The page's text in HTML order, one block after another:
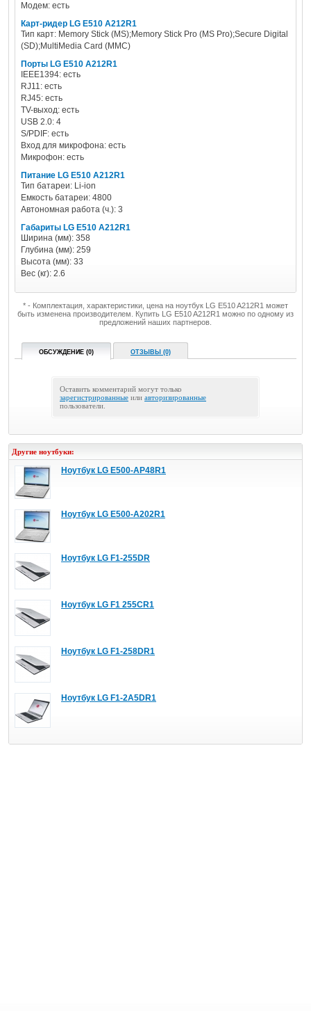
Модем: есть
Карт-ридер LG E510 A212R1
Тип карт: Memory Stick (MS);Memory Stick Pro (MS Pro);Secure Digital
(SD);MultiMedia Card (MMC)
Порты LG E510 A212R1
IEEE1394: есть
RJ11: есть
RJ45: есть
TV-выход: есть
USB 2.0: 4
S/PDIF: есть
Вход для микрофона: есть
Микрофон: есть
Питание LG E510 A212R1
Тип батареи: Li-ion
Емкость батареи: 4800
Автономная работа (ч.): 3
Габариты LG E510 A212R1
Ширина (мм): 358
Глубина (мм): 259
Высота (мм): 33
Вес (кг): 2.6
* - Комплектация, характеристики, цена на ноутбук LG E510 A212R1 может
быть изменена производителем. Купить LG E510 A212R1 можно по одному из
предложений наших партнеров.
ОБСУЖДЕНИЕ (0) ОТЗЫВЫ (0)
Оставить комментарий могут только
зарегистрированные или авторизированные
пользователи.
Другие ноутбуки:
Ноутбук LG E500-AP48R1
Ноутбук LG E500-A202R1
Ноутбук LG F1-255DR
Ноутбук LG F1 255CR1
Ноутбук LG F1-258DR1
Ноутбук LG F1-2A5DR1